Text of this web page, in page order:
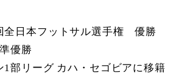
全日本フットサル選手権 優勝
優勝
1部リーグ カハ・セゴビアに移籍